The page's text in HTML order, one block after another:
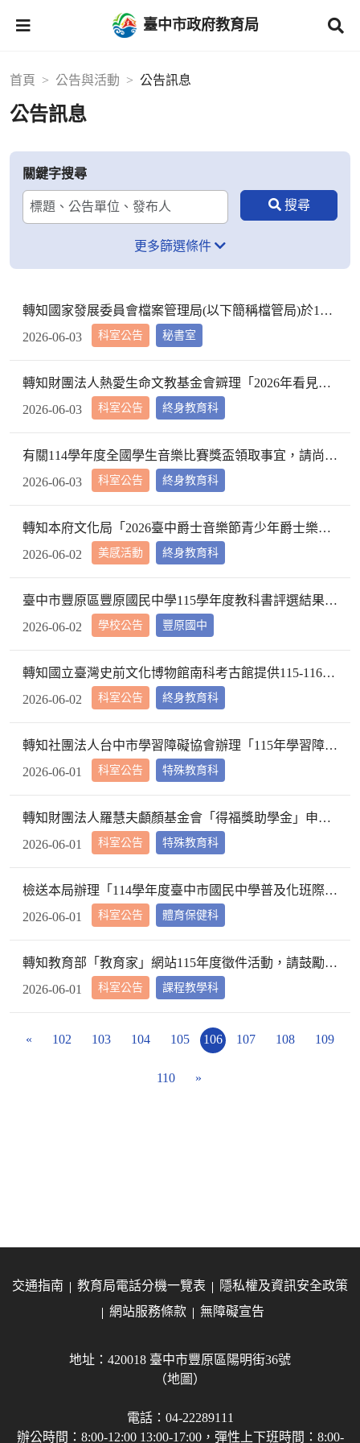
臺中市政府教育局
首頁 公告與活動 公告訊息
公告訊息
關鍵字搜尋
更多篩選條件
科室公告
轉知國家發展委員會檔案管理局(以下簡稱檔管局)於115年6月至8月辦理「夏日檔案季2026」暑期系列活動，請本市各級學校師生及家長踴躍參與，請查照。
秘書室
2026-06-03
科室公告
轉知財團法人熱愛生命文教基金會辧理「2026年看見洄瀾公益繪畫比賽」資訊，請查照。
終身教育科
2026-06-03
科室公告
有關114學年度全國學生音樂比賽獎盃領取事宜，請尚未領取獎盃之學校務必協助派員於115年6月10日前完成領取。
終身教育科
2026-06-03
美感活動
轉知本府文化局「2026臺中爵士音樂節青少年爵士樂團招生簡章」，請查照。
終身教育科
2026-06-02
學校公告
臺中市豐原區豐原國民中學115學年度教科書評選結果公告
豐原國中
2026-06-02
科室公告
轉知國立臺灣史前文化博物館南科考古館提供115-116年度「週三我的教室在博物館」優惠措施訊息，請查照。
終身教育科
2026-06-02
科室公告
轉知社團法人台中市學習障礙協會辦理「115年學習障礙學伴計畫」報名資訊，請查照。
特殊教育科
2026-06-01
科室公告
轉知財團法人羅慧夫顱顏基金會「得福獎助學金」申請資訊，請查照。
特殊教育科
2026-06-01
科室公告
檢送本局辦理「114學年度臺中市國民中學普及化班際排球決賽」成績公告表，請查照。
體育保健科
2026-06-01
科室公告
轉知教育部「教育家」網站115年度徵件活動，請鼓勵所屬教師踴躍參與，請查照。
課程教學科
2026-06-01
« 102 103 104 105 106 107 108 109
110 »
交通指南 教育局電話分機一覽表
隱私權及資訊安全政策
網站服務條款
無障礙宣告
地址：420018 臺中市豐原區陽明街36號
（地圖）
電話：04-22289111
辦公時間：8:00-12:00 13:00-17:00，彈性上下班時間：8:00-